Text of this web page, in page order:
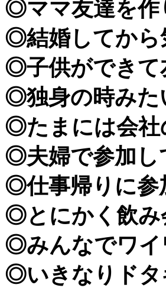
◎ママ友達を作
◎結婚してから
◎子供ができて
◎独身の時みた
◎たまには会社
◎夫婦で参加し
◎仕事帰りに参
◎とにかく飲み
◎みんなでワイ
◎いきなりドタ